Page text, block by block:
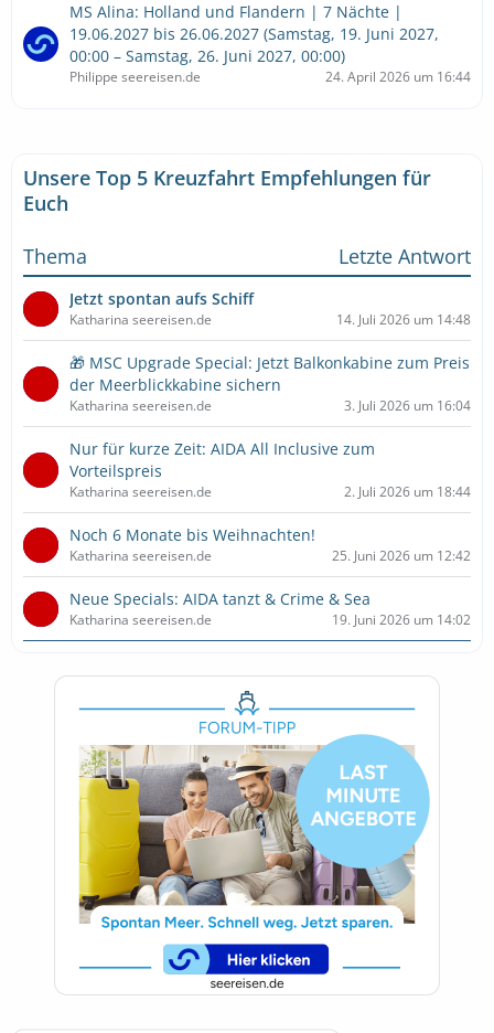
MS Alina: Holland und Flandern | 7 Nächte |
19.06.2027 bis 26.06.2027 (Samstag, 19. Juni 2027,
00:00 – Samstag, 26. Juni 2027, 00:00)
Philippe seereisen.de 24. April 2026 um 16:44
Unsere Top 5 Kreuzfahrt Empfehlungen für
Euch
Thema
Letzte Antwort
Jetzt spontan aufs Schiff
Katharina seereisen.de 14. Juli 2026 um 14:48
🎁 MSC Upgrade Special: Jetzt Balkonkabine zum Preis
der Meerblickkabine sichern
Katharina seereisen.de 3. Juli 2026 um 16:04
Nur für kurze Zeit: AIDA All Inclusive zum
Vorteilspreis
Katharina seereisen.de 2. Juli 2026 um 18:44
Noch 6 Monate bis Weihnachten!
Katharina seereisen.de 25. Juni 2026 um 12:42
Neue Specials: AIDA tanzt & Crime & Sea
Katharina seereisen.de 19. Juni 2026 um 14:02